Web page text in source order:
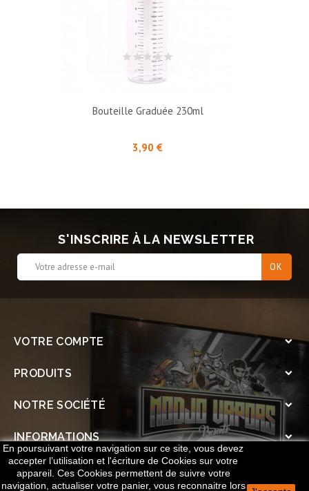
Bouteille Graduée 230ml
3,90 €
S'INSCRIRE À LA NEWSLETTER
VOTRE COMPTE 
PRODUITS 
NOTRE SOCIÉTÉ 
INFORMATIONS 
SOCIAL
En poursuivant votre navigation sur ce site, vous devez
accepter l’utilisation et l'écriture de Cookies sur votre
appareil. Ces Cookies permettent de suivre votre
navigation, actualiser votre panier, vous reconnaitre lors